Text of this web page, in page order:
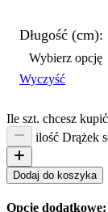
Długość (cm):
Wyczyść
Ile szt. chcesz
ilość Drążek
Dodaj do koszyka
Opcje dodatkowe: